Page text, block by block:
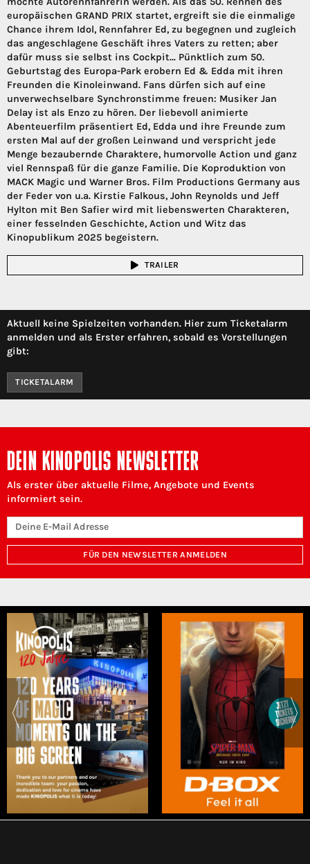
europäischen GRAND PRIX startet, ergreift sie die einmalige
Chance ihrem Idol, Rennfahrer Ed, zu begegnen und zugleich
das angeschlagene Geschäft ihres Vaters zu retten; aber
dafür muss sie selbst ins Cockpit... Pünktlich zum 50.
Geburtstag des Europa-Park erobern Ed & Edda mit ihren
Freunden die Kinoleinwand. Fans dürfen sich auf eine
unverwechselbare Synchronstimme freuen: Musiker Jan
Delay ist als Enzo zu hören. Der liebevoll animierte
Abenteuerfilm präsentiert Ed, Edda und ihre Freunde zum
ersten Mal auf der großen Leinwand und verspricht jede
Menge bezaubernde Charaktere, humorvolle Action und ganz
viel Rennspaß für die ganze Familie. Die Koproduktion von
MACK Magic und Warner Bros. Film Productions Germany aus
der Feder von u.a. Kirstie Falkous, John Reynolds und Jeff
Hylton mit Ben Safier wird mit liebenswerten Charakteren,
einer fesselnden Geschichte, Action und Witz das
Kinopublikum 2025 begeistern.
TRAILER
Aktuell keine Spielzeiten vorhanden. Hier zum Ticketalarm
anmelden und als Erster erfahren, sobald es Vorstellungen
gibt:
TICKETALARM
DEIN KINOPOLIS NEWSLETTER
Als erster über aktuelle Filme, Angebote und Events
informiert sein.
FÜR DEN NEWSLETTER ANMELDEN